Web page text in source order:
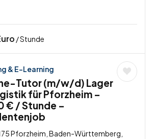
/ Stunde
& E-Learning
Tutor (m/w/d) Lager
für Pforzheim –
€ / Stunde –
Pforzheim, Baden-Württemberg,